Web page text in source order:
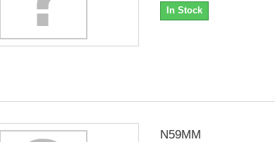
In Stock
N59MM